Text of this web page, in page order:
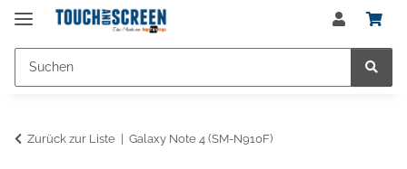
Zurück zur Liste Galaxy Note 4 (SM-N910F)